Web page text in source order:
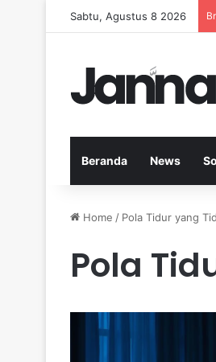
Sabtu, Agustus 8 2026
Beranda News
Home / Pola Tidur yang
Pola